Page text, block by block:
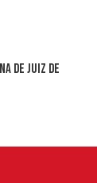
de Juiz de